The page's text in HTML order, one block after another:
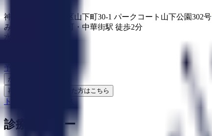
神奈川県横浜市中区山下町30-1 パークコート山下公園302号
みなとみらい線
元町・中華街駅 徒歩2分
水曜・祝日
予約する
かかりつけ
再診コードを受け取った方はこちら
トップ
診療メニュー